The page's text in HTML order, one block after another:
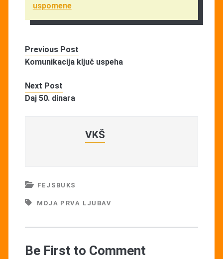
uspomene
Previous Post
Komunikacija ključ uspeha
Next Post
Daj 50. dinara
VKŠ
FEJSBUKS
MOJA PRVA LJUBAV
Be First to Comment